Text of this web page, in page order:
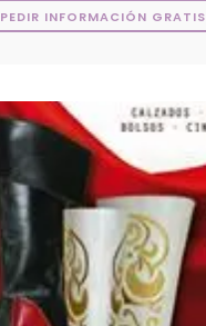
PEDIR INFORMACIÓN GRATIS